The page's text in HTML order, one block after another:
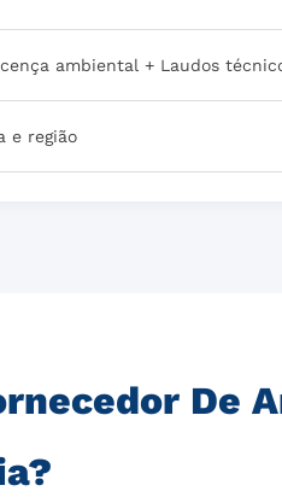
ambiental + Laudos
e região
De